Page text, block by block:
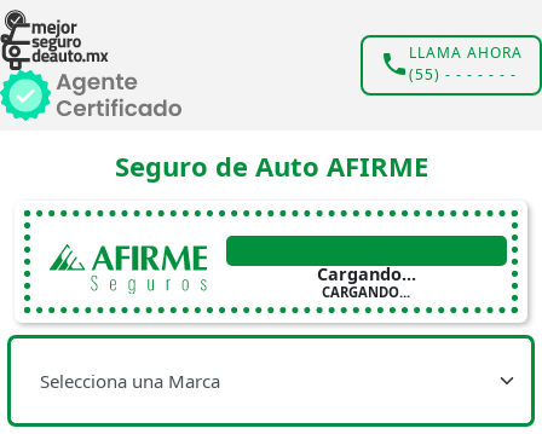
LLAMA AHORA
(55) - - - - - - -
Seguro de Auto AFIRME
Cargando...
CARGANDO...
Selecciona una Marca